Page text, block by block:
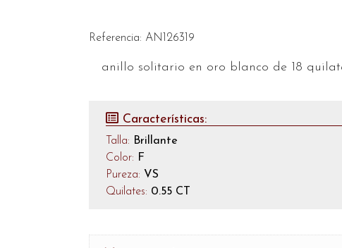
Referencia: AN126319
anillo solitario en oro blanco de 18
Características:
Talla: Brillante
Color: F
Pureza: VS
Quilates: 0.55 CT